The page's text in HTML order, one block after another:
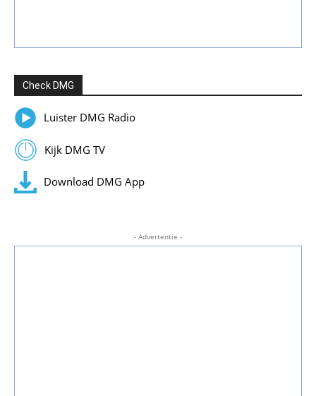
Check DMG
Luister DMG Radio
Kijk DMG TV
Download DMG App
- Advertentie -